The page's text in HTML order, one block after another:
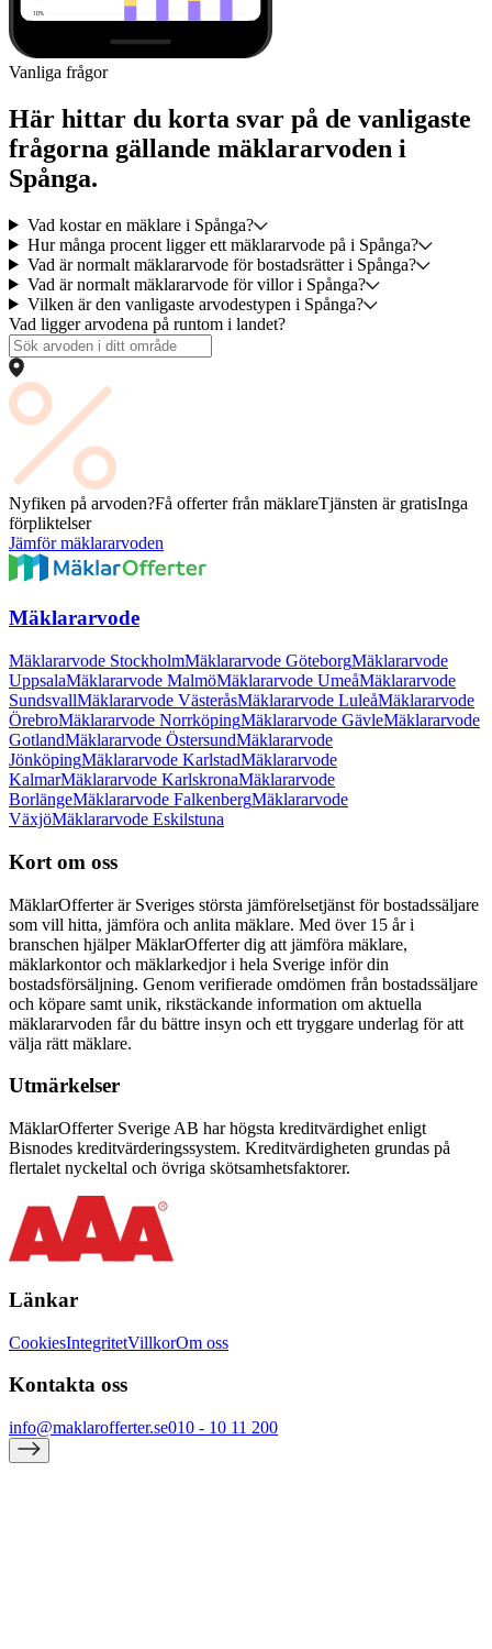
Vanliga frågor
Här hittar du korta svar på de vanligaste
frågorna gällande mäklararvoden i
Spånga.
Vad kostar en mäklare i Spånga?
Hur många procent ligger ett mäklararvode på i Spånga?
Vad är normalt mäklararvode för bostadsrätter i Spånga?
Vad är normalt mäklararvode för villor i Spånga?
Vilken är den vanligaste arvodestypen i Spånga?
Vad ligger arvodena på runtom i landet?
Nyfiken på arvoden?Få offerter från mäklareTjänsten är gratisInga
förpliktelser
Jämför mäklararvoden
Mäklararvode
Mäklararvode StockholmMäklararvode GöteborgMäklararvode
UppsalaMäklararvode MalmöMäklararvode UmeåMäklararvode
SundsvallMäklararvode VästeråsMäklararvode LuleåMäklararvode
ÖrebroMäklararvode NorrköpingMäklararvode GävleMäklararvode
GotlandMäklararvode ÖstersundMäklararvode
JönköpingMäklararvode KarlstadMäklararvode
KalmarMäklararvode KarlskronaMäklararvode
BorlängeMäklararvode FalkenbergMäklararvode
VäxjöMäklararvode Eskilstuna
Kort om oss
MäklarOfferter är Sveriges största jämförelsetjänst för bostadssäljare
som vill hitta, jämföra och anlita mäklare. Med över 15 år i
branschen hjälper MäklarOfferter dig att jämföra mäklare,
mäklarkontor och mäklarkedjor i hela Sverige inför din
bostadsförsäljning. Genom verifierade omdömen från bostadssäljare
och köpare samt unik, rikstäckande information om aktuella
mäklararvoden får du bättre insyn och ett tryggare underlag för att
välja rätt mäklare.
Utmärkelser
MäklarOfferter Sverige AB har högsta kreditvärdighet enligt
Bisnodes kreditvärderingssystem. Kreditvärdigheten grundas på
flertalet nyckeltal och övriga skötsamhetsfaktorer.
Länkar
CookiesIntegritetVillkorOm oss
Kontakta oss
info@maklarofferter.se010 - 10 11 200